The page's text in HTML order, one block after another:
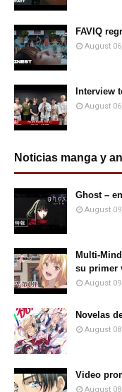
FAVIQ
August
Interview
August
Noticias manga y
Ghost –
August
Multi-
su primer
August
Novelas
August
Video
August